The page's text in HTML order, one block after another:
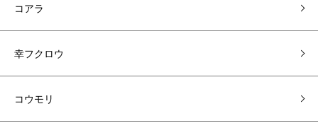
コアラ
幸フクロウ
コウモリ